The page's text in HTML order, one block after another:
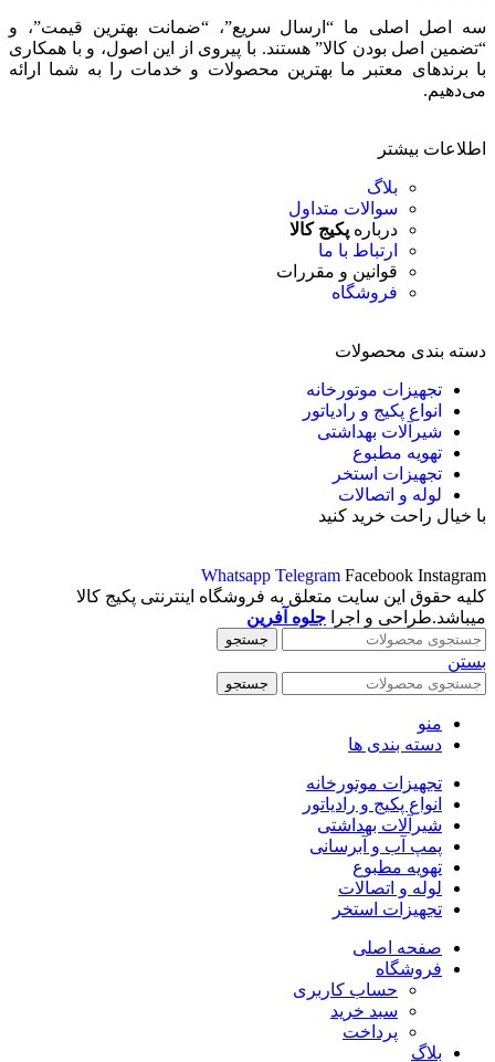
سه اصل اصلی ما “ارسال سریع”، “ضمانت بهترین قیمت”، و
“تضمین اصل بودن کالا” هستند. با پیروی از این اصول، و با همکاری
با برندهای معتبر ما بهترین محصولات و خدمات را به شما ارائه
می‌دهیم.
اطلاعات بیشتر
بلاگ
سوالات متداول
درباره پکیج کالا
ارتباط با ما
قوانین و مقررات
فروشگاه
دسته بندی محصولات
تجهیزات موتورخانه
انواع پکیج و رادیاتور
شیرآلات بهداشتی
تهویه مطبوع
تجهیزات استخر
لوله و اتصالات
با خیال راحت خرید کنید
Whatsapp Telegram Facebook Instagram
کلیه حقوق این سایت متعلق به فروشگاه اینترنتی پکیج کالا
میباشد.طراحی و اجرا جلوه آفرین
جستجو
بستن
جستجو
منو
دسته بندی ها
تجهیزات موتورخانه
انواع پکیج و رادیاتور
شیرآلات بهداشتی
پمپ آب و آبرسانی
تهویه مطبوع
لوله و اتصالات
تجهیزات استخر
صفحه اصلی
فروشگاه
حساب کاربری
سبد خرید
پرداخت
بلاگ